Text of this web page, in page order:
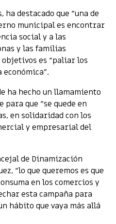
ha destacado que “una de
municipal es encontrar
social y a las
y las familias
es “paliar los
ha hecho un llamamiento
para que “se quede en
en solidaridad con los
y empresarial del
de Dinamización
“lo que queremos es que
en los comercios y
esta campaña para
hábito que vaya más allá